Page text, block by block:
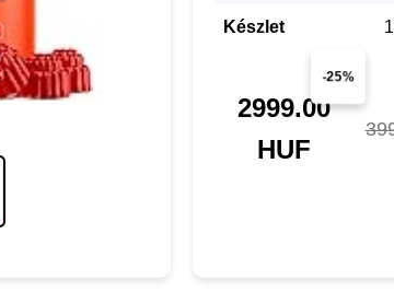
Készlet
-25%
2999.00
HUF